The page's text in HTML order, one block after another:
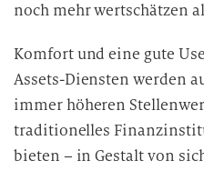
noch mehr wertschätzen
Komfort und eine gute
Assets-Diensten werden
immer höheren
traditionelles
bieten – in Gestalt von